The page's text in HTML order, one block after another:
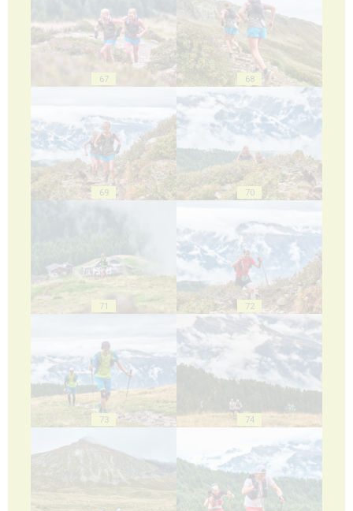
67 68
69 70
71 72
73 74